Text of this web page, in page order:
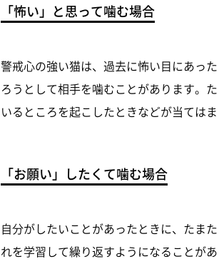
「怖い」と思って噛む場合
警戒心の強い猫は、過去に怖い目にあっ
ろうとして相手を噛むことがあります。
いるところを起こしたときなどが当ては
「お願い」したくて噛む場合
自分がしたいことがあったときに、たま
れを学習して繰り返すようになることが